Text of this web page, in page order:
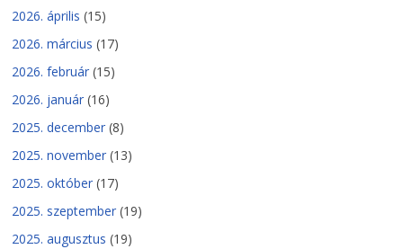
2026. április (15)
2026. március (17)
2026. február (15)
2026. január (16)
2025. december (8)
2025. november (13)
2025. október (17)
2025. szeptember (19)
2025. augusztus (19)